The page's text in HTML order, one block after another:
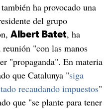
ha provocado una
del grupo
Albert Batet, ha
"con las manos
"propaganda". En materia
que Catalunya "siga
recaudando impuestos"
que "se plante para tener